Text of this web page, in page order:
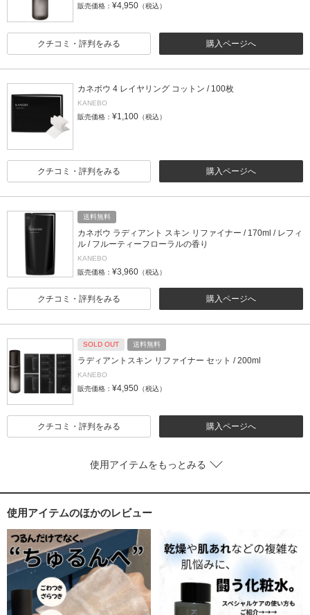
販売価格： ¥4,950 （税込）
購入ページへ
クチコミ・評判をみる
カネボウ 4 レイヤリング コットン / 100枚
KANEBO
販売価格： ¥1,100 （税込）
購入ページへ
クチコミ・評判をみる
送料無料
カネボウ ラディアント スキン リファイナー / 170ml / レフィ
ル / フルーティーフローラルの香り
KANEBO
販売価格： ¥3,960 （税込）
購入ページへ
クチコミ・評判をみる
SOLD OUT 送料無料
ラディアントスキン リファイナー セット / 200ml
KANEBO
販売価格： ¥4,950 （税込）
購入ページへ
クチコミ・評判をみる
使用アイテムをもっとみる
使用アイテムのほかのレビュー